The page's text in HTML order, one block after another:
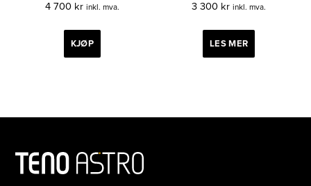
4 700 kr inkl. mva.
KJØP
3 300 kr inkl. mva.
LES MER